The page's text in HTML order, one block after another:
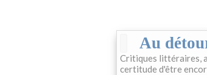
Au
Critiques littéraires,
certitude d'être